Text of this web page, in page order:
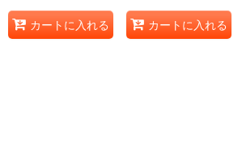
カートに入れる カートに入れる